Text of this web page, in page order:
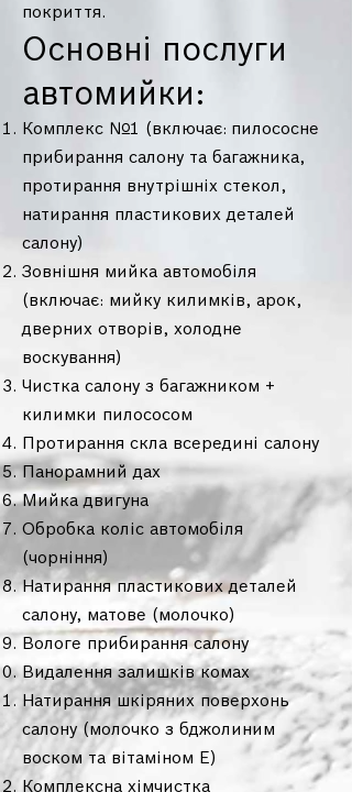
покриття.
Основні послуги
автомийки:
Комплекс №1 (включає: пилососне
прибирання салону та багажника,
протирання внутрішніх стекол,
натирання пластикових деталей
салону)
Зовнішня мийка автомобіля
(включає: мийку килимків, арок,
дверних отворів, холодне
воскування)
Чистка салону з багажником +
килимки пилососом
Протирання скла всередині салону
Панорамний дах
Мийка двигуна
Обробка коліс автомобіля
(чорніння)
Натирання пластикових деталей
салону, матове (молочко)
Вологе прибирання салону
Видалення залишків комах
Натирання шкіряних поверхонь
салону (молочко з бджолиним
воском та вітаміном Е)
Комплексна хімчистка